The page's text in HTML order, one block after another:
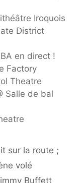
Iroquois
District
en direct !
Factory
Theatre
Salle de bal
sur la route ;
volé
Buffett